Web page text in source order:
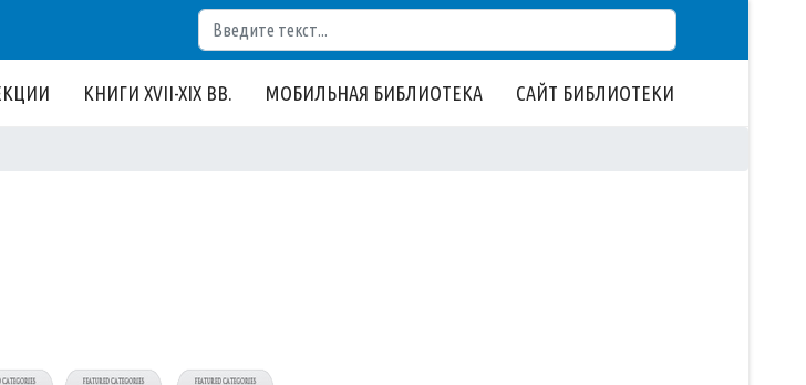
КНИГИ XVII-XIX ВВ. МОБИЛЬНАЯ БИБЛИОТЕКА САЙТ БИБЛИОТЕКИ